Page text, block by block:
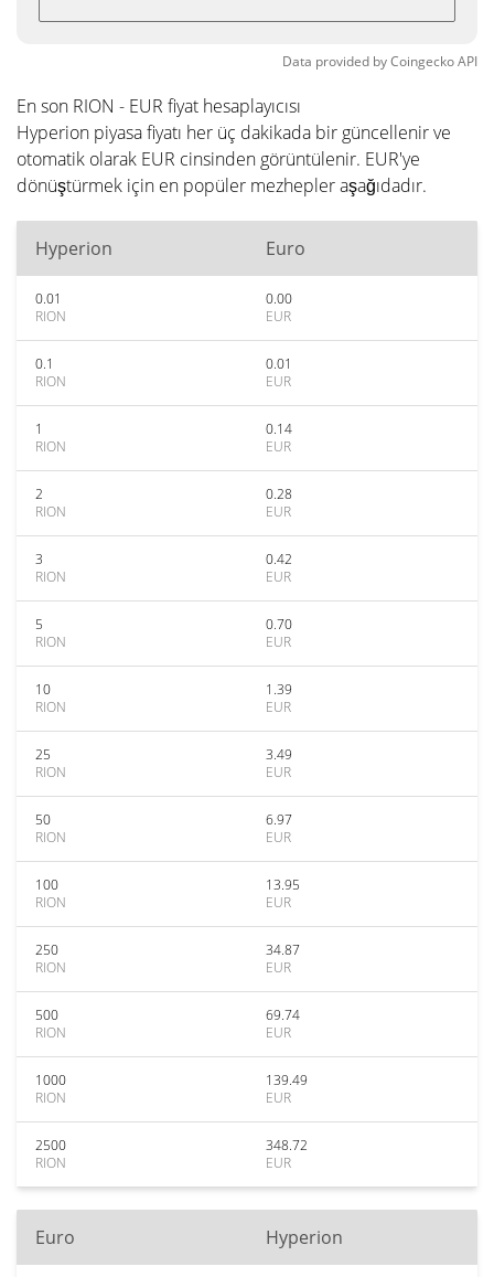
Data provided byCoingeckoAPI
En son RION - EUR fiyat hesaplayıcısı
Hyperion piyasa fiyatı her üç dakikada bir güncellenir ve
otomatik olarak EUR cinsinden görüntülenir. EUR'ye
dönüştürmek için en popüler mezhepler aşağıdadır.
Hyperion Euro
0.01
RION
0.00
EUR
0.1
RION
0.01
EUR
1
RION
0.14
EUR
2
RION
0.28
EUR
3
RION
0.42
EUR
5
RION
0.70
EUR
10
RION
1.39
EUR
25
RION
3.49
EUR
50
RION
6.97
EUR
100
RION
13.95
EUR
250
RION
34.87
EUR
500
RION
69.74
EUR
1000
RION
139.49
EUR
2500
RION
348.72
EUR
Euro Hyperion